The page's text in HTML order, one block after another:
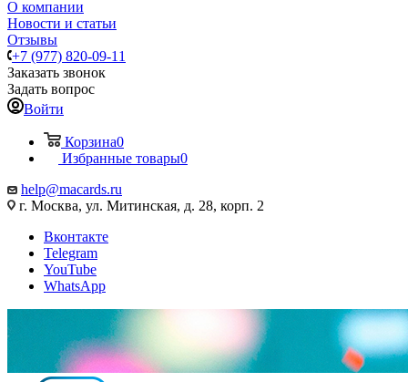
О компании
Новости и статьи
Отзывы
+7 (977) 820-09-11
Заказать звонок
Задать вопрос
Войти
Корзина0
Избранные товары0
help@macards.ru
г. Москва, ул. Митинская, д. 28, корп. 2
Вконтакте
Telegram
YouTube
WhatsApp